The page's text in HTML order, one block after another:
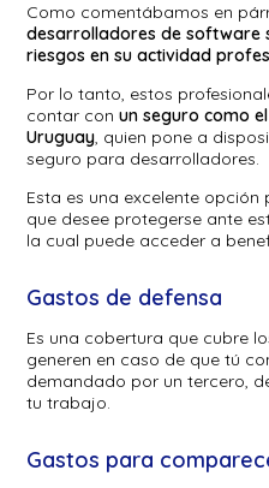
Como comentábamos en
desarrolladores de software
riesgos en su actividad
Por lo tanto, estos
contar conun seguro como
Uruguay, quien pone a
seguro para desarrolladores.
Esta es una excelente
que desee protegerse ante
la cual puede acceder a
Gastos de defensa
Es una cobertura que cubre
generen en caso de que tú
demandado por un tercero,
tu trabajo.
Gastos para